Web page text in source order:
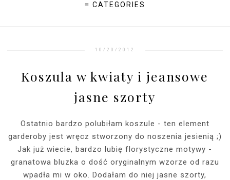
≡ CATEGORIES
10/20/2012
Koszula w kwiaty i jeansowe
jasne szorty
Ostatnio bardzo polubiłam koszule - ten element
garderoby jest wręcz stworzony do noszenia jesienią ;)
Jak już wiecie, bardzo lubię florystyczne motywy -
granatowa bluzka o dość oryginalnym wzorze od razu
wpadła mi w oko. Dodałam do niej jasne szorty,